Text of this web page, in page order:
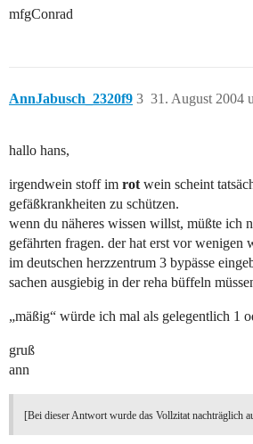
mfgConrad
AnnJabusch_2320f9 31. August 2004
3
hallo hans,
irgendwein stoff im rot wein scheint
gefäßkrankheiten zu schützen.
wenn du näheres wissen willst, müßte ich
gefährten fragen. der hat erst vor wenigen
im deutschen herzzentrum 3 bypässe
sachen ausgiebig in der reha büffeln
„mäßig“ würde ich mal als gelegentlich 1
gruß
ann
[Bei dieser Antwort wurde das Vollzitat nachträglich